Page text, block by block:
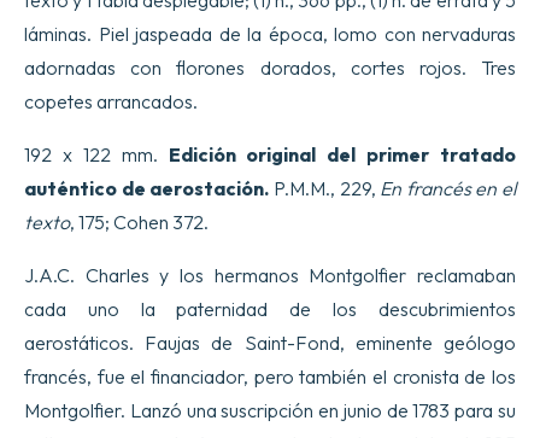
láminas. Piel jaspeada de la época, lomo con nervaduras
adornadas con florones dorados, cortes rojos. Tres
copetes arrancados.
192 x 122 mm. Edición original del primer tratado
auténtico de aerostación. P.M.M., 229, En francés en el
texto, 175; Cohen 372.
J.A.C. Charles y los hermanos Montgolfier reclamaban
cada uno la paternidad de los descubrimientos
aerostáticos. Faujas de Saint-Fond, eminente geólogo
francés, fue el financiador, pero también el cronista de los
Montgolfier. Lanzó una suscripción en junio de 1783 para su